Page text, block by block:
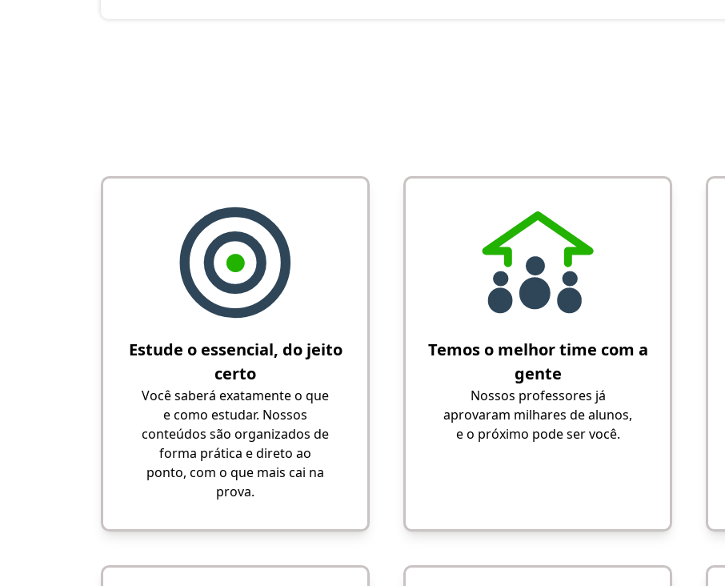
Estude o essencial, do jeito
certo
Você saberá exatamente o que
e como estudar. Nossos
conteúdos são organizados de
forma prática e direto ao
ponto, com o que mais cai na
prova.
Temos o melhor time com a
gente
Nossos professores já
aprovaram milhares de alunos,
e o próximo pode ser você.